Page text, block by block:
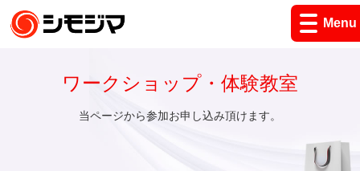
Menu
ワークショップ・体験教室
当ページから参加お申し込み頂けます。